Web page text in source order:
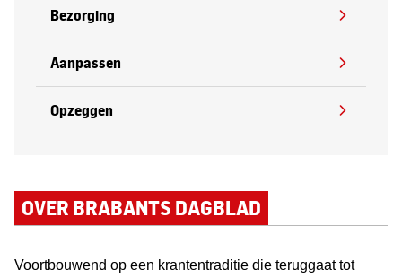
Bezorging
Aanpassen
Opzeggen
OVER BRABANTS DAGBLAD
Voortbouwend op een krantentraditie die teruggaat tot